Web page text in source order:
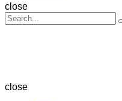
Search
close
Search
for:
close